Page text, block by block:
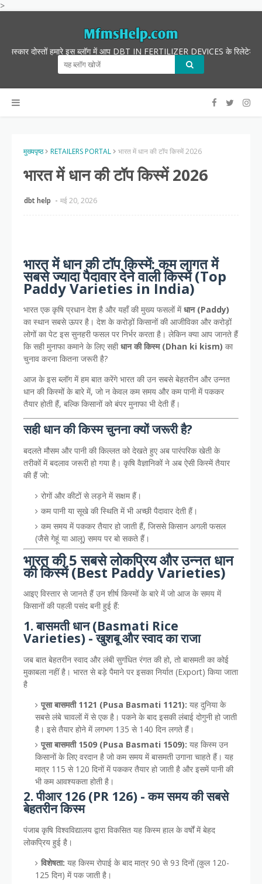
>
दोस्तों हमारे इस ब्लॉग में आप DBT IN FERTILIZER DEVICES के रिलेटेड सभी
मुख्यपृष्ठ RETAILERS PORTAL भारत में धान की टॉप किस्में 2026
भारत में धान की टॉप किस्में 2026
dbt help मई 20, 2026
भारत में धान की टॉप किस्में: कम लागत में
सबसे ज्यादा पैदावार देने वाली किस्में (Top
Paddy Varieties in India)
भारत एक कृषि प्रधान देश है और यहाँ की मुख्य फसलों मेंधान (Paddy)
का स्थान सबसे ऊपर है। देश के करोड़ों किसानों की आजीविका और करोड़ों
लोगों का पेट इस सुनहरी फसल पर निर्भर करता है। लेकिन क्या आप जानते हैं
कि सही मुनाफा कमाने के लिए सहीधान की किस्म (Dhan ki kism) का
चुनाव करना कितना जरूरी है?
आज के इस ब्लॉग में हम बात करेंगे भारत की उन सबसे बेहतरीन और उन्नत
धान की किस्मों के बारे में, जो न केवल कम समय और कम पानी में पककर
तैयार होती हैं, बल्कि किसानों को बंपर मुनाफा भी देती हैं।
सही धान की किस्म चुनना क्यों जरूरी है?
बदलते मौसम और पानी की किल्लत को देखते हुए अब पारंपरिक खेती के
तरीकों में बदलाव जरूरी हो गया है। कृषि वैज्ञानिकों ने अब ऐसी किस्में तैयार
की हैं जो:
रोगों और कीटों से लड़ने में सक्षम हैं।
कम पानी या सूखे की स्थिति में भी अच्छी पैदावार देती हैं।
कम समय में पककर तैयार हो जाती हैं, जिससे किसान अगली फसल
(जैसे गेहूं या आलू) समय पर बो सकते हैं।
भारत की 5 सबसे लोकप्रिय और उन्नत धान
की किस्में (Best Paddy Varieties)
आइए विस्तार से जानते हैं उन शीर्ष किस्मों के बारे में जो आज के समय में
किसानों की पहली पसंद बनी हुई हैं:
1. बासमती धान (Basmati Rice
Varieties) - खुशबू और स्वाद का राजा
जब बात बेहतरीन स्वाद और लंबी सुगंधित रंगत की हो, तो बासमती का कोई
मुकाबला नहीं है। भारत से बड़े पैमाने पर इसका निर्यात (Export) किया जाता
है
पूसा बासमती 1121 (Pusa Basmati 1121): यह दुनिया के
सबसे लंबे चावलों में से एक है। पकने के बाद इसकी लंबाई दोगुनी हो जाती
है। इसे तैयार होने में लगभग 135 से 140 दिन लगते हैं।
पूसा बासमती 1509 (Pusa Basmati 1509): यह किस्म उन
किसानों के लिए वरदान है जो कम समय में बासमती उगाना चाहते हैं। यह
मात्र 115 से 120 दिनों में पककर तैयार हो जाती है और इसमें पानी की
भी कम आवश्यकता होती है।
2. पीआर 126 (PR 126) - कम समय की सबसे
बेहतरीन किस्म
पंजाब कृषि विश्वविद्यालय द्वारा विकसित यह किस्म हाल के वर्षों में बेहद
लोकप्रिय हुई है।
विशेषता: यह किस्म रोपाई के बाद मात्र 90 से 93 दिनों (कुल 120-
125 दिन) में पक जाती है।